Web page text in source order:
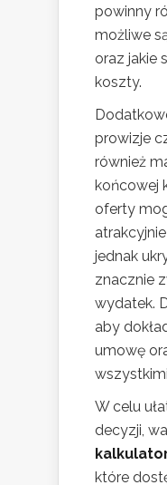
powinny
możliwe
oraz jakie
koszty.
prowizje
również
końcowej
oferty
jednak
znacznie
wydatek.
aby
umowę
W celu
decyzji,
które